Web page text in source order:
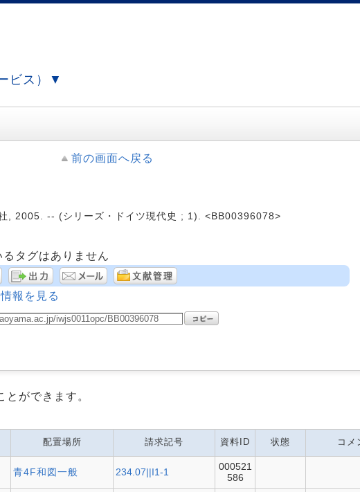
ビス）▼
前の画面へ戻る
, 2005. -- (シリーズ・ドイツ現代史 ; 1). <BB00396078>
タグはありません
報を見る
ができます。
配置場所 請求記号 資料ID 状態 コメ
青4F和図一般 234.07||I1-1
000521
586